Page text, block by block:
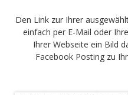
Den Link zur Ihrer
einfach per E-Mail oder
Ihrer Webseite ein Bild
Facebook Posting zu